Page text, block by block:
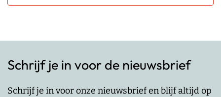
Schrijf je in voor de nieuwsbrief
Schrijf je in voor onze nieuwsbrief en blijf altijd op